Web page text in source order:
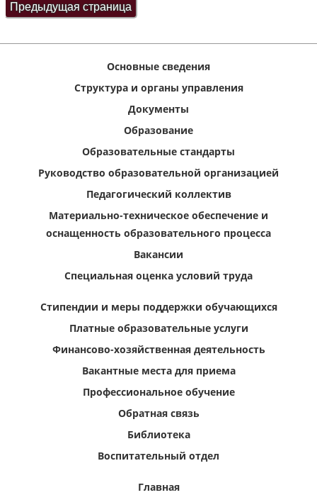
Основные сведения
Структура и органы управления
Документы
Образование
Образовательные стандарты
Руководство образовательной организацией
Педагогический коллектив
Материально-техническое обеспечение и
оснащенность образовательного процесса
Вакансии
Специальная оценка условий труда
Стипендии и меры поддержки обучающихся
Платные образовательные услуги
Финансово-хозяйственная деятельность
Вакантные места для приема
Профессиональное обучение
Обратная связь
Библиотека
Воспитательный отдел
Главная